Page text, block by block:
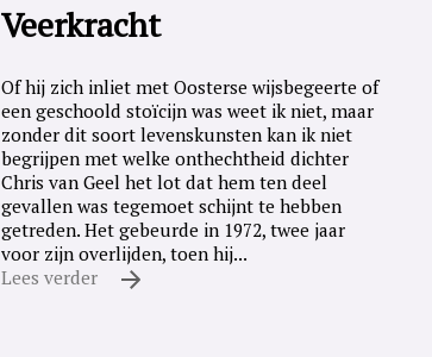
Veerkracht
Of hij zich inliet met Oosterse wijsbegeerte of
een geschoold stoïcijn was weet ik niet, maar
zonder dit soort levenskunsten kan ik niet
begrijpen met welke onthechtheid dichter
Chris van Geel het lot dat hem ten deel
gevallen was tegemoet schijnt te hebben
getreden. Het gebeurde in 1972, twee jaar
voor zijn overlijden, toen hij...
Lees verder